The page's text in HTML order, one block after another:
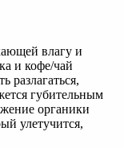
влагу и
и кофе/чай
разлагаться,
губительным
органики
улетучится,